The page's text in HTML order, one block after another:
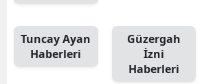
Kastamonu
Tuncay Ayan
Haberleri
Güzergah
İzni
Haberleri